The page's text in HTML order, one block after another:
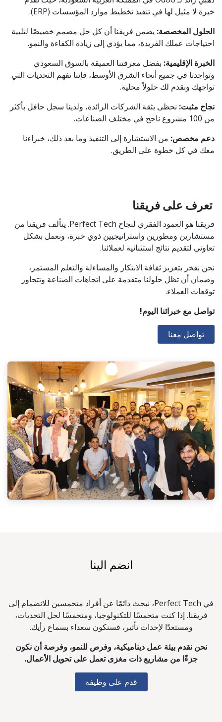
خبرة لا مثيل لها في تنفيذ تخطيط موارد المؤسسات (ERP).​
الحلول المخصصة: يضمن فريقنا أن كل حل مصمم خصيصًا لتلبية
احتياجات عملك الفريدة، مما يؤدي إلى زيادة الكفاءة والنمو.​
الخبرة الإقليمية: بفضل معرفتنا العميقة بالسوق السعودي
وتواجدنا في جميع أنحاء الشرق الأوسط، فإننا نفهم التحديات التي
تواجهك ونقدم لك حلولاً محلية.​
نجاح مثبت: نحظى بثقة الشركات الرائدة، ولدينا سجل حافل بأكثر
من 100 مشروع ناجح في مختلف الصناعات.​
دعم مخصص: من الاستشارة إلى التنفيذ وما بعد ذلك، خبراءنا
معك في كل خطوة على الطريق.​
تعرف على فريقنا
فريقنا هو العمود الفقري لنجاح Perfect Tech. يتألف فريقنا من
مستشارين ومطورين واستراتيجيين ذوي خبرة، ونعمل بشكل
تعاوني لتقديم نتائج استثنائية لعملائنا.
نحن نفخر بتعزيز ثقافة الابتكار والمساءلة والتعلم المستمر،
وضمان أن تظل حلولنا متقدمة على اتجاهات الصناعة وتتجاوز
توقعات العملاء.
تواصل مع خبرائنا اليوم!
تواصل معنا
انضم الينا
في Perfect Tech، نبحث دائمًا عن أفراد متحمسين للانضمام إلى
فريقنا. إذا كنت متحمسًا للتكنولوجيا، ومتحمسًا لحل التحديات،
ومستعدًا لإحداث تأثير، فسنكون سعداء بسماع رأيك.
نحن نقدم بيئة عمل ديناميكية، وفرص للنمو، وفرصة أن نكون
جزءًا من مشاريع ذات مغزى تعمل على تحويل الأعمال.
قدم على وظيفة